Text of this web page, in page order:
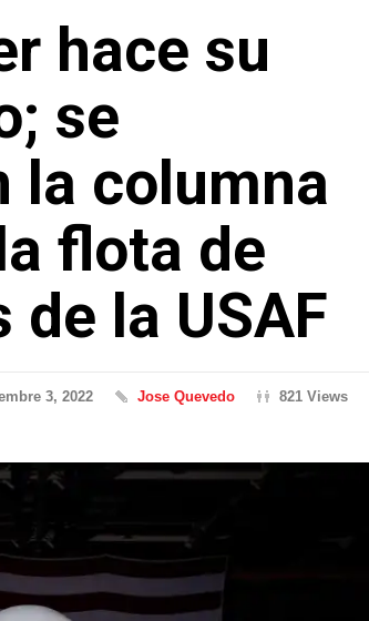
hace su
se
la columna
flota de
de la USAF
3, 2022 Jose Quevedo
821 Views